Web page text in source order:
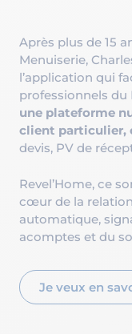
Après plus de 15
Menuiserie,
l’application qui
professionnels du
une plateforme
client particulier,
devis, PV de
Revel’Home, ce
cœur de la
automatique,
acomptes et du
Je veux en